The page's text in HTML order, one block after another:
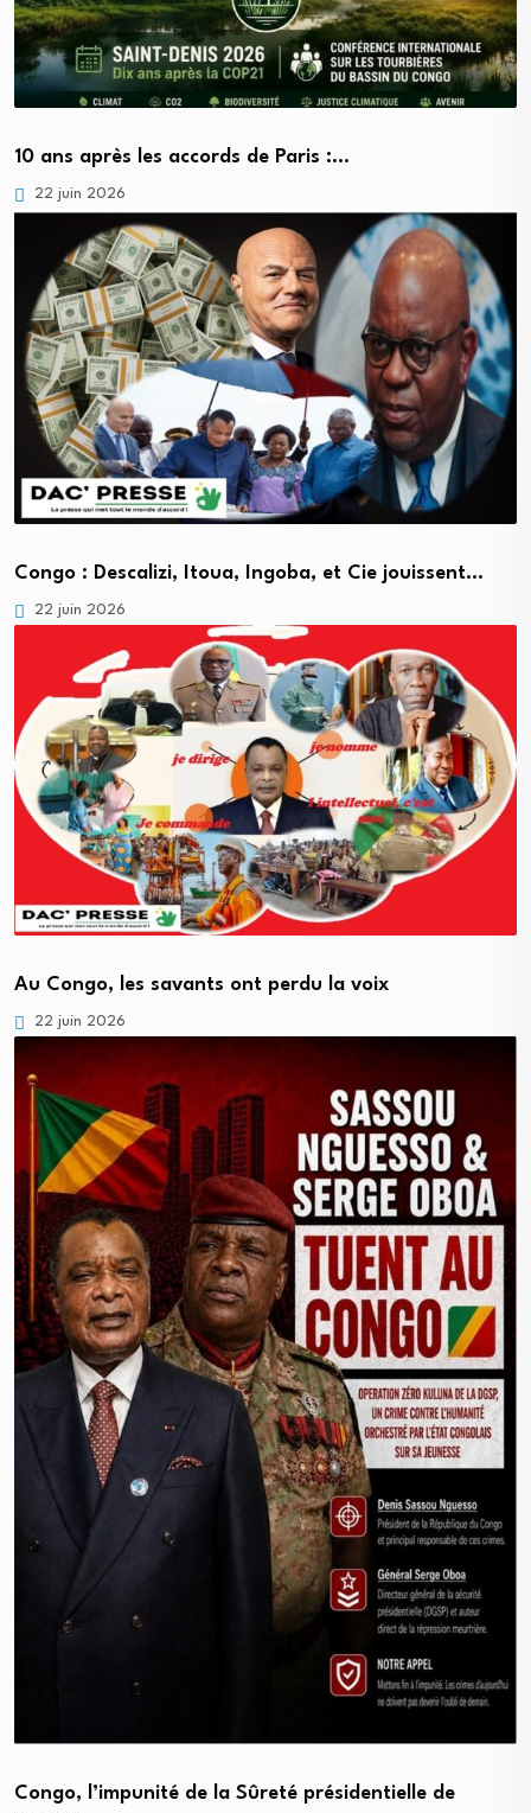
10 ans après les accords de Paris :…
22 juin 2026
Congo : Descalizi, Itoua, Ingoba, et Cie jouissent…
22 juin 2026
Au Congo, les savants ont perdu la voix
22 juin 2026
Congo, l’impunité de la Sûreté présidentielle de